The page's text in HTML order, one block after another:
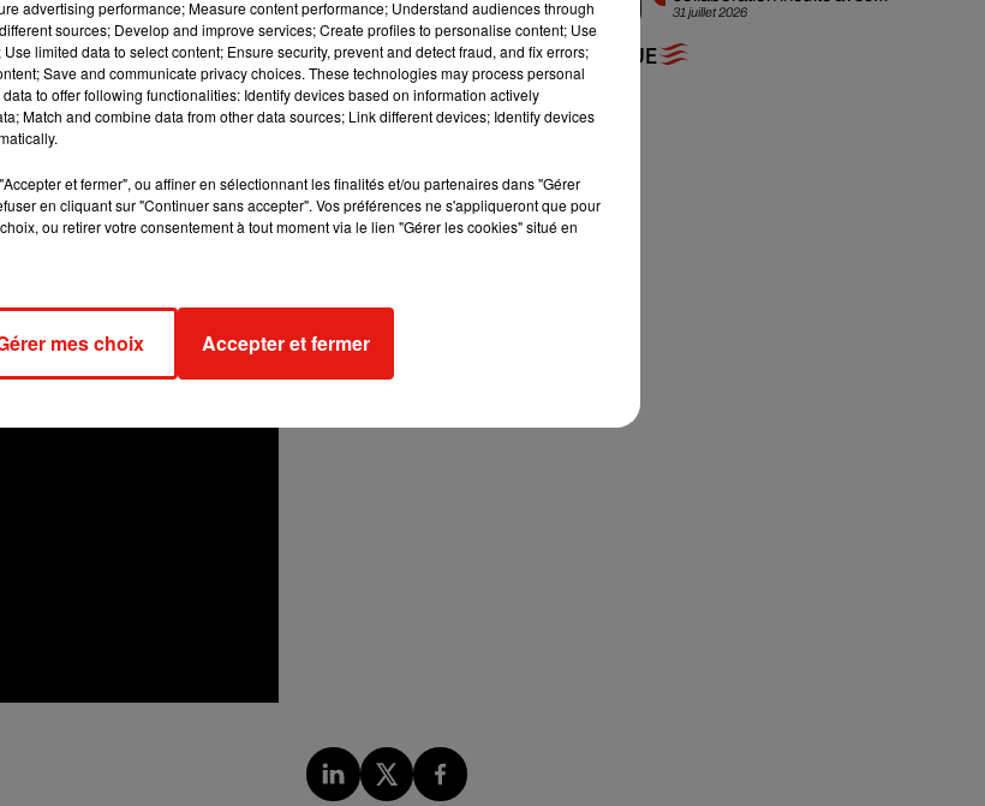
Ã VTT (Blois)-Vidéos
en se faufilant au milieu du groupe sans blesser
amateurs de descentes en VTT doivent respecter
31 juillet 2026
Amelie Lens
+ DE MUSIQUE
advertising performance; Measure content performance; Understand audiences through
sources; Develop and improve services; Create profiles to personalise content; Use
limited data to select content; Ensure security, prevent and detect fraud, and fix errors;
Save and communicate privacy choices. These technologies may process personal
to offer following functionalities: Identify devices based on information actively
Match and combine data from other data sources; Link different devices; Identify devices
et fermer", ou affiner en sélectionnant les finalités et/ou partenaires dans "Gérer
en cliquant sur "Continuer sans accepter". Vos préférences ne s'appliqueront que pour
ou retirer votre consentement à tout moment via le lien "Gérer les cookies" situé en
mes choix Accepter et fermer